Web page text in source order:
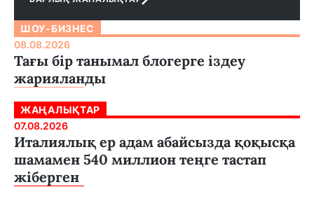
ШОУ-БИЗНЕС
08.08.2026
Тағы бір танымал блогерге іздеу
жарияланды
ЖАҢАЛЫҚТАР
07.08.2026
Италиялық ер адам абайсызда қоқысқа
шамамен 540 миллион теңге тастап
жіберген